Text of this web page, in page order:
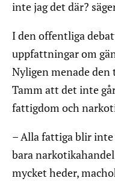
inte jag det där?
I den offentliga
uppfattningar om
Nyligen menade den
Tamm att det inte
fattigdom och
– Alla fattiga blir
bara
mycket heder,